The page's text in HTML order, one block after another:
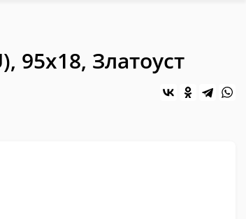
95х18, Златоуст